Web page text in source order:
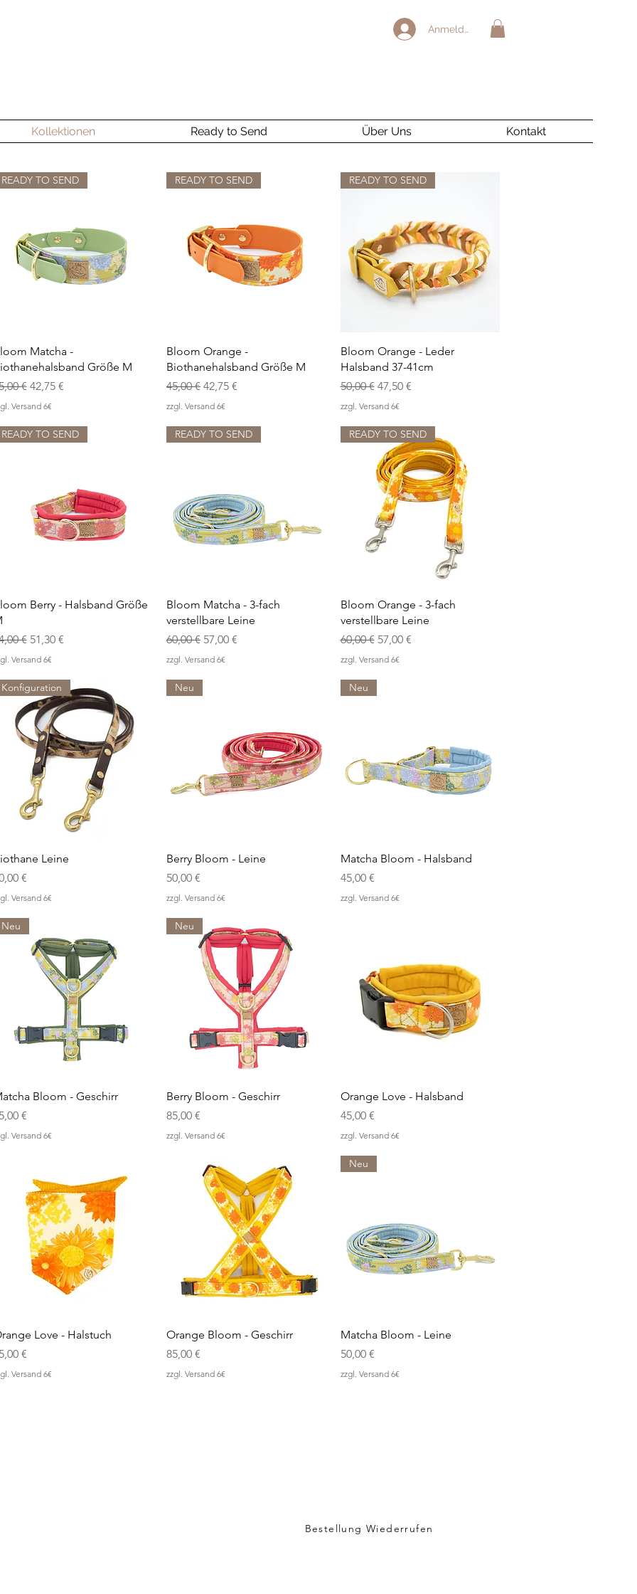
Anmelden
Kollektionen Ready to Send Über Uns Kontakt
Schnellansicht
READY TO SEND
Matcha -
Größe M
€ Sale-Preis
42,75 €
Versand 6€
Schnellansicht
READY TO SEND
Bloom Orange -
Biothanehalsband Größe M
Standardpreis
45,00 € Sale-Preis
42,75 €
zzgl. Versand 6€
Schnellansicht
READY TO SEND
Bloom Orange - Leder
Halsband 37-41cm
Standardpreis
50,00 € Sale-Preis
47,50 €
zzgl. Versand 6€
Schnellansicht
READY TO SEND
Berry - Halsband Größe
€ Sale-Preis
51,30 €
Versand 6€
Schnellansicht
READY TO SEND
Bloom Matcha - 3-fach
verstellbare Leine
Standardpreis
60,00 € Sale-Preis
57,00 €
zzgl. Versand 6€
Schnellansicht
READY TO SEND
Bloom Orange - 3-fach
verstellbare Leine
Standardpreis
60,00 € Sale-Preis
57,00 €
zzgl. Versand 6€
Schnellansicht
Konfiguration
Leine
€
Versand 6€
Schnellansicht
Neu
Berry Bloom - Leine
Preis
50,00 €
zzgl. Versand 6€
Schnellansicht
Neu
Matcha Bloom - Halsband
Preis
45,00 €
zzgl. Versand 6€
Schnellansicht
Neu
Bloom - Geschirr
€
Versand 6€
Schnellansicht
Neu
Berry Bloom - Geschirr
Preis
85,00 €
zzgl. Versand 6€
Schnellansicht
Orange Love - Halsband
Preis
45,00 €
zzgl. Versand 6€
Schnellansicht
Love - Halstuch
€
Versand 6€
Schnellansicht
Orange Bloom - Geschirr
Preis
85,00 €
zzgl. Versand 6€
Schnellansicht
Neu
Matcha Bloom - Leine
Preis
50,00 €
zzgl. Versand 6€
Bestellung Wiederrufen